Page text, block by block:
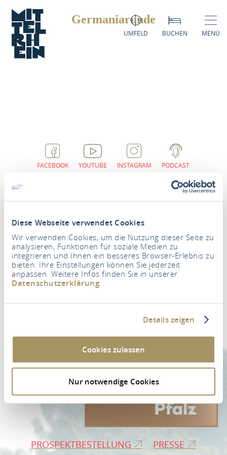
Diese Webseite verwendet Cookies
Wir verwenden Cookies, um die Nutzung dieser Seite zu
analysieren, Funktionen für soziale Medien zu
integrieren und Ihnen ein besseres Browser-Erlebnis zu
bieten. Ihre Einstellungen können Sie jederzeit
anpassen. Weitere Infos finden Sie in unserer
Datenschutzerklärung
Details zeigen
Cookies zulassen
Nur notwendige Cookies
UMFELD BUCHEN MENÜ
Germaniarunde
FACEBOOK YOUTUBE INSTAGRAM PODCAST
Newsletter
PROSPEKTBESTELLUNG PRESSE